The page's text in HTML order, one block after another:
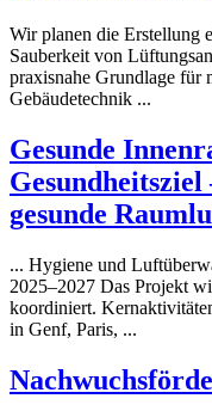
Wir planen die Erstellung
Sauberkeit von
praxisnahe Grundlage für
Gebäudetechnik ...
Gesunde
gesunde
... Hygiene und
2025–2027 Das Projekt
koordiniert.
in Genf, Paris, ...